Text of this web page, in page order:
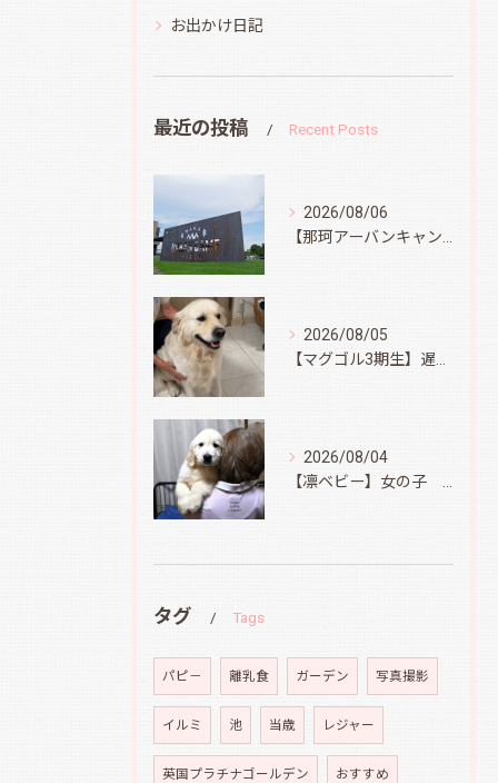
お出かけ日記
最近の投稿 Recent Posts
2026/08/06
2026/08/05
2026/08/04
タグ Tags
パピ－ 離乳食 ガーデン 写真撮影
イルミ 池 当歳 レジャー
英国プラチナゴールデン おすすめ